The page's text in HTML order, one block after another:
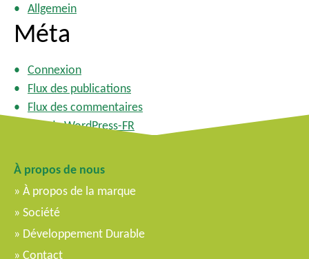
Allgemein
Méta
Connexion
Flux des publications
Flux des commentaires
Site de WordPress-FR
À propos de nous
À propos de la marque
Société
Développement Durable
Contact